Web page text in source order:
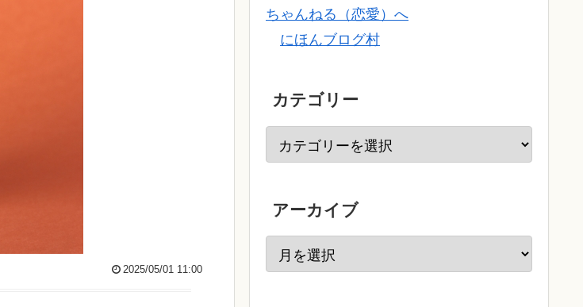
2025/05/01 11:00
にほんブログ村
カテゴリー
アーカイブ